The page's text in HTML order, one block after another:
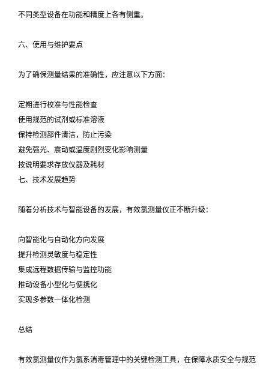
不同类型设备在功能和精度上各有侧重。
六、使用与维护要点
为了确保测量结果的准确性，应注意以下方面：
定期进行校准与性能检查
使用规范的试剂或标准溶液
保持检测部件清洁，防止污染
避免强光、震动或温度剧烈变化影响测量
按说明要求存放仪器及耗材
七、技术发展趋势
随着分析技术与智能设备的发展，有效氯测量仪正不断升级：
向智能化与自动化方向发展
提升检测灵敏度与稳定性
集成远程数据传输与监控功能
推动设备小型化与便携化
实现多参数一体化检测
总结
有效氯测量仪作为氯系消毒管理中的关键检测工具，在保障水质安全与规范